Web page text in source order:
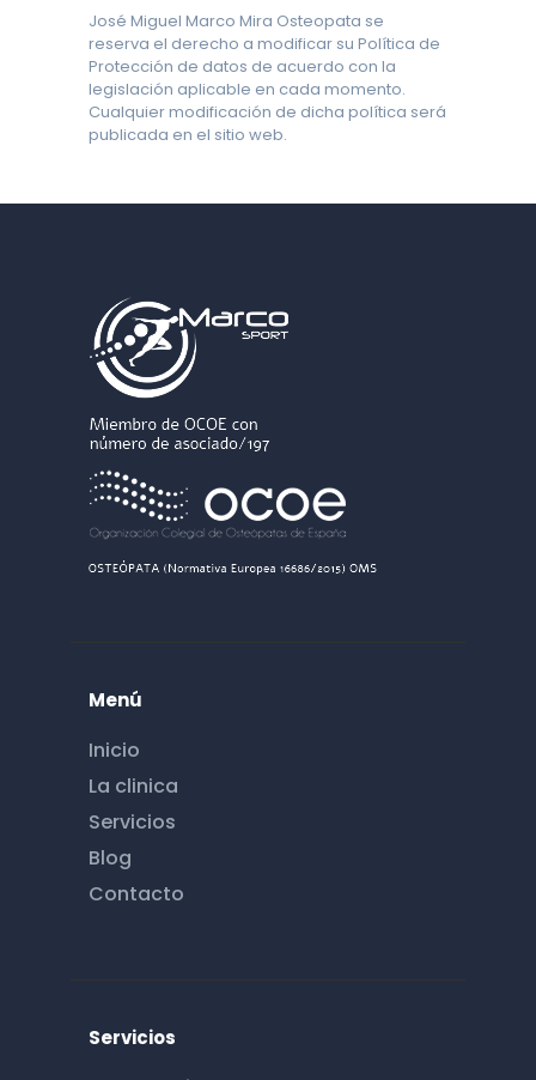
José Miguel Marco Mira Osteopata se
reserva el derecho a modificar su Política de
Protección de datos de acuerdo con la
legislación aplicable en cada momento.
Cualquier modificación de dicha política será
publicada en el sitio web.
Menú
Inicio
La clinica
Servicios
Blog
Contacto
Servicios